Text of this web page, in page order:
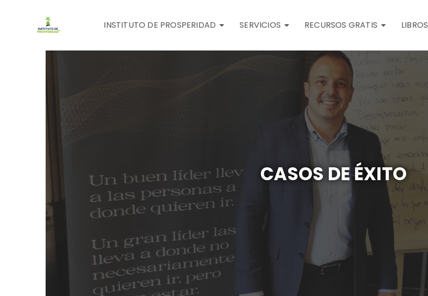
INSTITUTO DE PROSPERIDAD SERVICIOS RECURSOS GRATIS LIBROS
CASOS DE ÉXITO